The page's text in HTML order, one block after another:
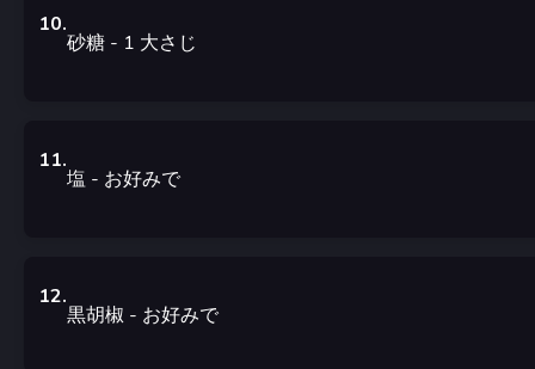
10.
砂糖 - 1 大さじ
11.
塩 - お好みで
12.
黒胡椒 - お好みで